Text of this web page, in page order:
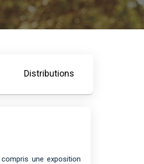
Distributions
une exposition